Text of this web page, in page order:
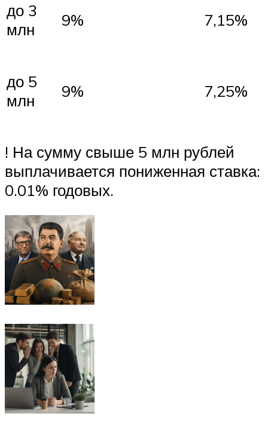
до 3
млн
9% 7,15%
до 5
млн
9% 7,25%
! На сумму свыше 5 млн рублей
выплачивается пониженная ставка:
0.01% годовых.